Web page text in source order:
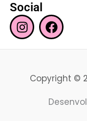
Social
I
n
s
F
a
c
o
o
k
Copyright ©